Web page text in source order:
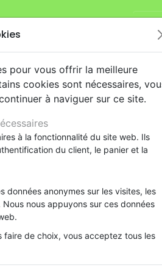
Je
de la Bible Suisse
Bibles
Etude biblique
NEG
Bandes dessinées
Souffrance, Relation d'aide
Santé
Événements actuels
Découverte de la foi
Souffrance, Relation d'aide
Psychologie
Adolescents, jeunes
Rap, Hip-hop
Louange, Adoration
Hardrock, Métal
Films, fiction
Jeux
(Toile duo marron/kaki,
Bible, Schlachter
marron/kaki,
Schlachter 2000
&Société Biblique de
pour vous offrir la meilleure
cookies sont nécessaires,
à naviguer sur ce site.
à la fonctionnalité du site web. Ils
du client, le panier et la
données anonymes sur les visites, les
nous appuyons sur ces données
faire de choix, vous acceptez tous les